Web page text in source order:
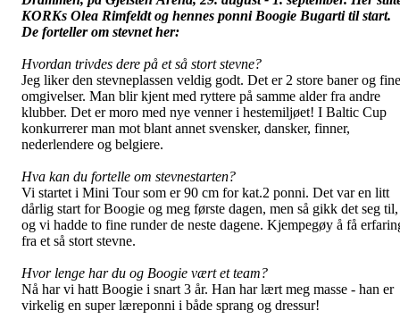
KORKs Olea Rimfeldt og hennes ponni Boogie Bugarti til start.
De forteller om stevnet her:
Hvordan trivdes dere på et så stort stevne?
Jeg liker den stevneplassen veldig godt. Det er 2 store baner og fine
omgivelser. Man blir kjent med ryttere på samme alder fra andre
klubber. Det er moro med nye venner i hestemiljøet! I Baltic Cup
konkurrerer man mot blant annet svensker, dansker, finner,
nederlendere og belgiere.
Hva kan du fortelle om stevnestarten?
Vi startet i Mini Tour som er 90 cm for kat.2 ponni. Det var en litt
dårlig start for Boogie og meg første dagen, men så gikk det seg til,
og vi hadde to fine runder de neste dagene. Kjempegøy å få
fra et så stort stevne.
Hvor lenge har du og Boogie vært et team?
Nå har vi hatt Boogie i snart 3 år. Han har lært meg masse - han er
virkelig en super læreponni i både sprang og dressur!